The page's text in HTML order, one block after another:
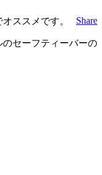
Share
ススメです。
セーフティーバーの